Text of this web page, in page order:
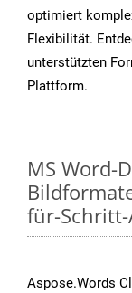
optimiert
Flexibilität.
unterstützten
Plattform.
MS Word-
für-
Aspose.Words